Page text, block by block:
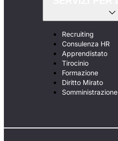
Recruiting
Consulenza HR
Apprendistato
Tirocinio
Formazione
Diritto Mirato
Somministrazione